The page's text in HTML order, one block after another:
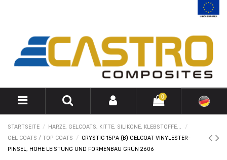
0
STARTSEITE
HARZE, GELCOATS, KITTE, SILIKONE, KLEBSTOFFE...
GEL COATS / TOP COATS
CRYSTIC 15PA (B) GELCOAT VINYLESTER-
PINSEL, HOHE LEISTUNG UND FORMENBAU GRÜN 2606